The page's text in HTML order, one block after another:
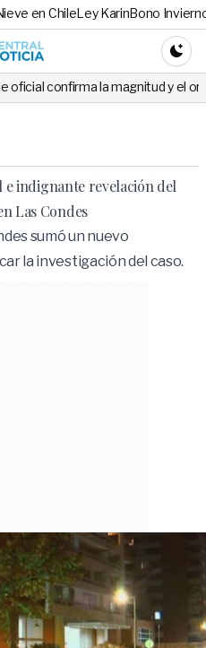
en ChileLey KarinBono
Central
la magnitud y el origen del temblor
indignante revelación del
Las Condes
sumó un nuevo
la investigación del caso.